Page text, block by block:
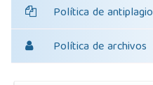
Política de antiplagio
Política de archivos